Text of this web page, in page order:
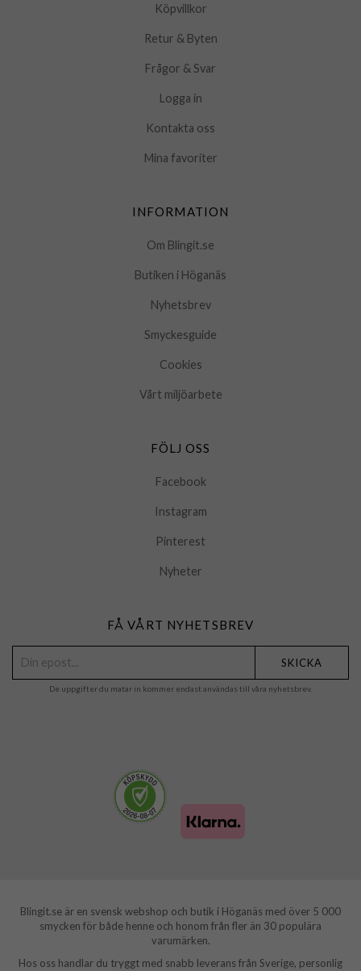
Köpvillkor
Retur & Byten
Frågor & Svar
Logga in
Kontakta oss
Mina favoriter
INFORMATION
Om Blingit.se
Butiken i Höganäs
Nyhetsbrev
Smyckesguide
Cookies
Vårt miljöarbete
FÖLJ OSS
Facebook
Instagram
Pinterest
Nyheter
FÅ VÅRT NYHETSBREV
SKICKA
De uppgifter du matar in kommer endast användas till våra nyhetsbrev.
Blingit.se är en svensk webshop och butik i Höganäs med över 5 000
smycken för både henne och honom från fler än 30 populära
varumärken.
Hos oss handlar du tryggt med snabb leverans från Sverige, personlig